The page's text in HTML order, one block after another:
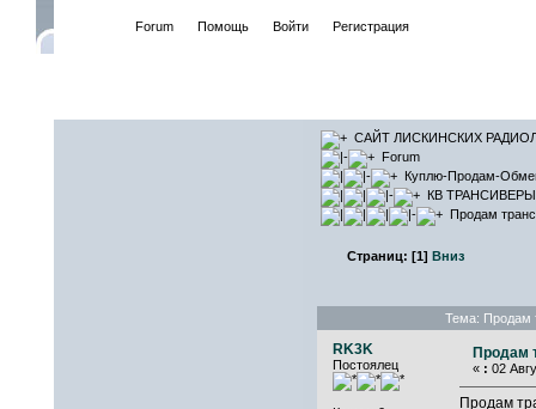
Forum Помощь Войти Регистрация
САЙТ ЛИСКИНСКИХ
Forum
Куплю-Продам-
КВ ТРАНСИВЕРЫ
Продам
Страниц: [1] Вниз
Тема: Продам
RK3K
Постоялец
Продам
« : 02
Продам